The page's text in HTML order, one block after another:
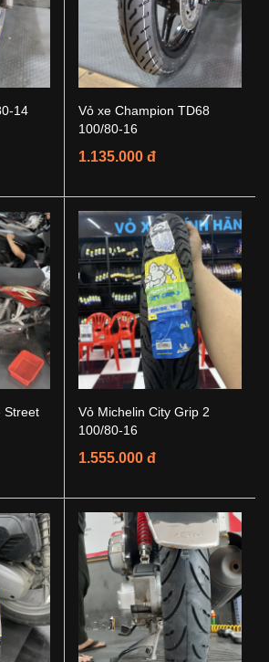
14
Vỏ xe Champion TD68
100/80-16
1.135.000 đ
Street
Vỏ Michelin City Grip 2
100/80-16
1.555.000 đ